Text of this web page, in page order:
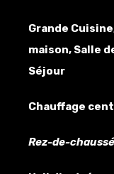
Grande
maison, Salle
Séjour
Chauffage
Rez-de-